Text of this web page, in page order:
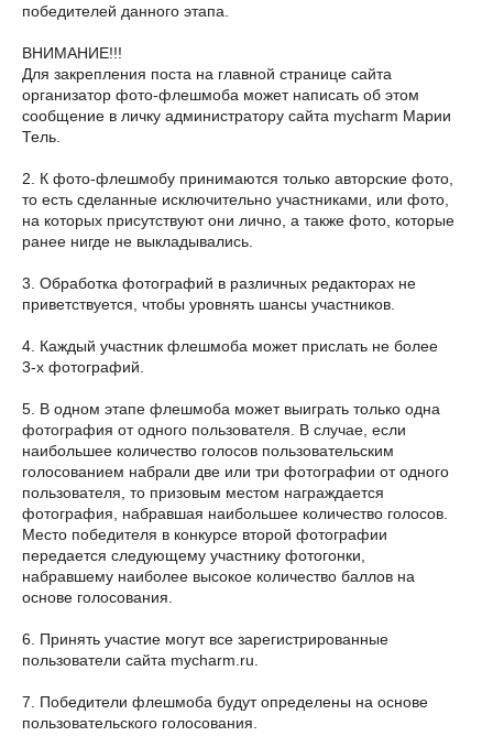
победителей данного этапа.
ВНИМАНИЕ!!!
Для закрепления поста на главной странице сайта
организатор фото-флешмоба может написать об этом
сообщение в личку администратору сайта mycharm Марии
Тель.
2. К фото-флешмобу принимаются только авторские фото,
то есть сделанные исключительно участниками, или фото,
на которых присутствуют они лично, а также фото, которые
ранее нигде не выкладывались.
3. Обработка фотографий в различных редакторах не
приветствуется, чтобы уровнять шансы участников.
4. Каждый участник флешмоба может прислать не более
3-х фотографий.
5. В одном этапе флешмоба может выиграть только одна
фотография от одного пользователя. В случае, если
наибольшее количество голосов пользовательским
голосованием набрали две или три фотографии от одного
пользователя, то призовым местом награждается
фотография, набравшая наибольшее количество голосов.
Место победителя в конкурсе второй фотографии
передается следующему участнику фотогонки,
набравшему наиболее высокое количество баллов на
основе голосования.
6. Принять участие могут все зарегистрированные
пользователи сайта mycharm.ru.
7. Победители флешмоба будут определены на основе
пользовательского голосования.